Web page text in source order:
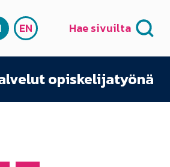
ENGLISH
EN Hae sivuilta
opiskelijatyönä